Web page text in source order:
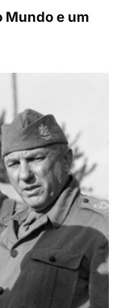
Mundo e um